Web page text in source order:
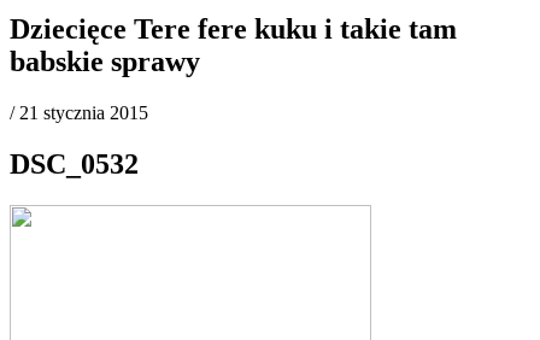
Dziecięce Tere fere kuku i takie tam
babskie sprawy
/ 21 stycznia 2015
DSC_0532